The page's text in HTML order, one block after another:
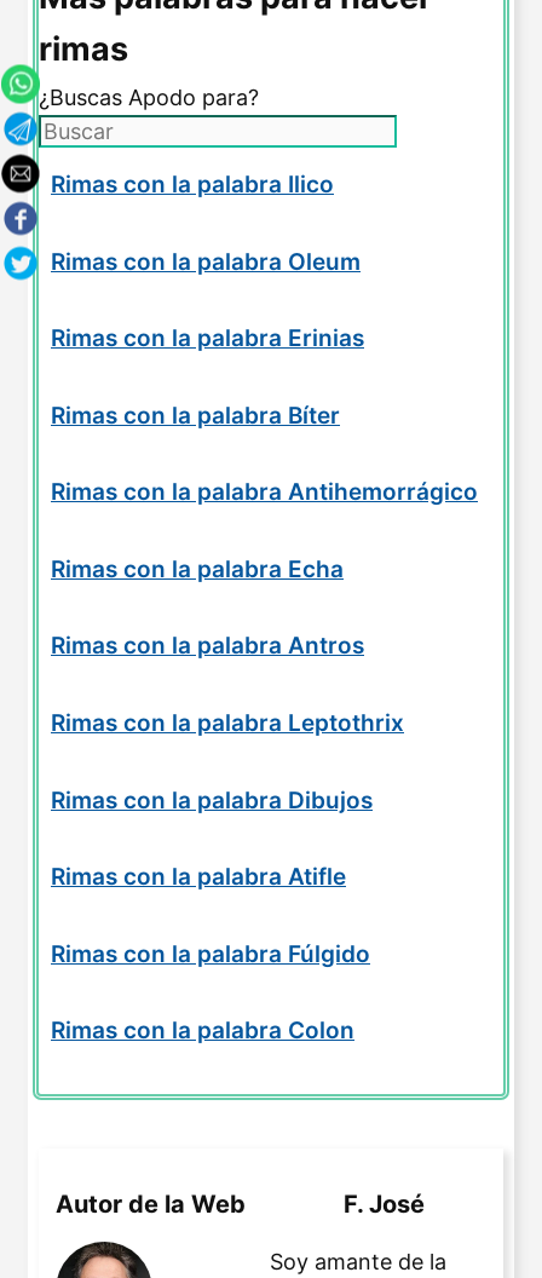
rimas
¿Buscas Apodo para?
Rimas con la palabra Ilico
Rimas con la palabra Oleum
Rimas con la palabra Erinias
Rimas con la palabra Bíter
Rimas con la palabra Antihemorrágico
Rimas con la palabra Echa
Rimas con la palabra Antros
Rimas con la palabra Leptothrix
Rimas con la palabra Dibujos
Rimas con la palabra Atifle
Rimas con la palabra Fúlgido
Rimas con la palabra Colon
Autor de la Web F. José
Soy amante de la